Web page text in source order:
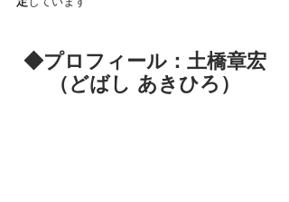
◆プロフィール：土橋章宏
（どばし あきひろ）